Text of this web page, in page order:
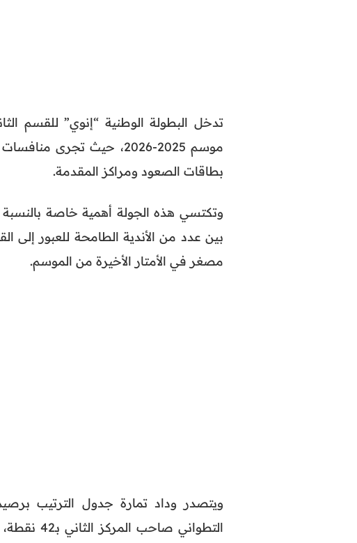
تدخل البطولة الوطنية “إنوي” للقسم
موسم 2025-2026، حيث
بطاقات الصعود ومراكز المقدمة.
وتكتسي هذه الجولة أهمية خاصة
بين عدد من الأندية الطامحة للعبور إلى
مصغر في الأمتار الأخيرة من الموسم.